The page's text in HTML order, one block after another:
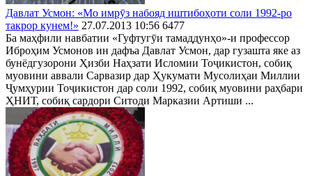
Давлат Усмон: «Мо имрӯз набояд иштибоҳоти соли 1992-ро
такрор кунем!» 27.07.2013 10:56 6477
Ба маҳфили навбатии «Гуфтугӯи тамаддунҳо»-и профессор
Иброҳим Усмонов ин дафъа Давлат Усмон, дар гузашта яке аз
бунёдгузорони Ҳизби Наҳзати Исломии Тоҷикистон, собиқ
муовини аввали Сарвазир дар Ҳукумати Мусолиҳаи Миллии
Ҷумҳурии Тоҷикистон дар соли 1992, собиқ муовини раҳбари
ҲНИТ, собиқ сардори Ситоди Марказии Артиши ...